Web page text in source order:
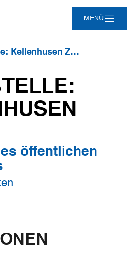
MENÜ
Haltestelle: Kellenhusen ZOB
öffentlichen